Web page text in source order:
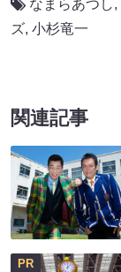
なまらあつし,
ズ, 小杉竜一
関連記事
PR